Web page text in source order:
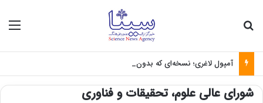
آمپول لاغری؛ نسخه‌ای که بدون تغذیه خطرناک می‌شود
شورای عالی علوم، تحقیقات و فناوری